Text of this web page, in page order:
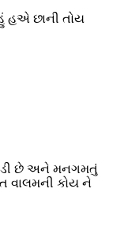
હએ છાની તોય
છે અને મનગમતું
વાલમની કોય ને